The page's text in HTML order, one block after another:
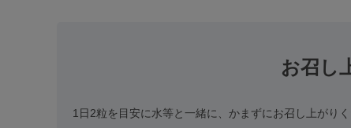
お召し
1日2粒を目安に水等と一緒に、かまずにお召し上がりく